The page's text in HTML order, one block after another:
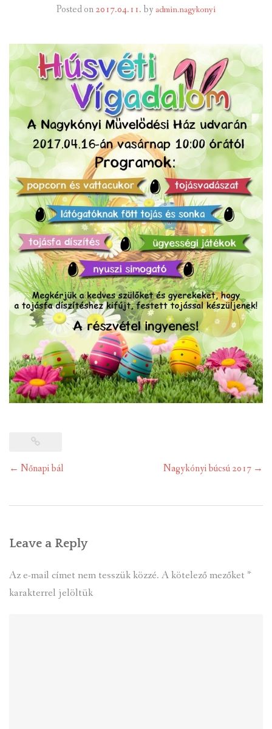
INFORMÁCIÓK
GALÉRIA
KAPCSOLAT
LETÖLTHETŐ NYOMTATVÁNYOK
VÁLASZTÁS 2026
TELEPÜLÉSIKÉPVISELŐI VAGYONNYILATKOZATOK – 2026.
ÉV
ROMA NEMZETISÉGI ÖNKORMÁNYZATI KÉPVISELŐK
VAGYONNYILATKOZATA – 2026. ÉV
Posted on2017.04.11.by admin.nagykonyi
Post
← Nőnapi bál Nagykónyi búcsú 2017 →
Leave a Reply
Az e-mail címet nem tesszük közzé. A kötelező mezőket *
karakterrel jelöltük